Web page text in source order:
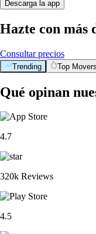
Descarga la app
Hazte con más
Consultar precios
Trending Top Movers
Qué opinan
4.7
320k Reviews
4.5